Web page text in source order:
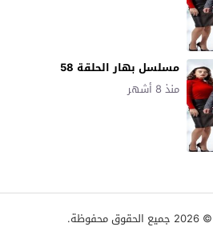
مسلسل بهار الحلقة 58
منذ 8 أشهر
© 2026 جميع الحقوق محفوظة.